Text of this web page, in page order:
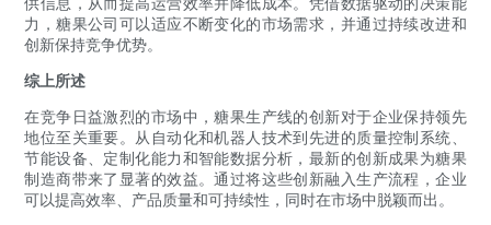
力，糖果公司可以适应不断变化的市场需求，并通过持续改进和
创新保持竞争优势。
综上所述
在竞争日益激烈的市场中，糖果生产线的创新对于企业保持领先
地位至关重要。从自动化和机器人技术到先进的质量控制系统、
节能设备、定制化能力和智能数据分析，最新的创新成果为糖果
制造商带来了显著的效益。通过将这些创新融入生产流程，企业
可以提高效率、产品质量和可持续性，同时在市场中脱颖而出。